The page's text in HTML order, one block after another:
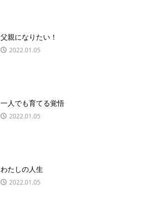
父親になりたい！
2022.01.05
一人でも育てる覚悟
2022.01.05
わたしの人生
2022.01.05